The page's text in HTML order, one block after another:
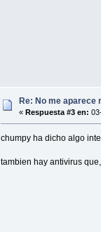
Re: No me aparece
« Respuesta #3 en:
chumpy ha dicho algo
tambien hay antivirus